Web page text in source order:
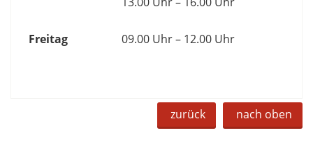
Freitag 09.00 Uhr – 12.00 Uhr
zurück nach oben